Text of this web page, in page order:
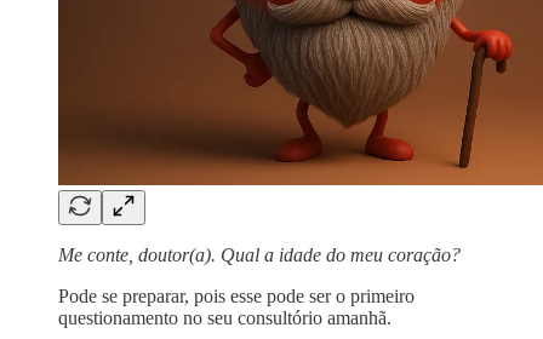
Me conte, doutor(a). Qual a idade do meu coração?
Pode se preparar, pois esse pode ser o primeiro
questionamento no seu consultório amanhã.